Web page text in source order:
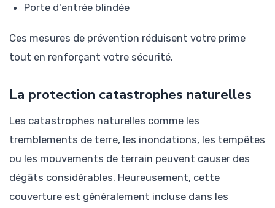
Porte d'entrée blindée
Ces mesures de prévention réduisent votre prime
tout en renforçant votre sécurité.
La protection catastrophes naturelles
Les catastrophes naturelles comme les
tremblements de terre, les inondations, les tempêtes
ou les mouvements de terrain peuvent causer des
dégâts considérables. Heureusement, cette
couverture est généralement incluse dans les